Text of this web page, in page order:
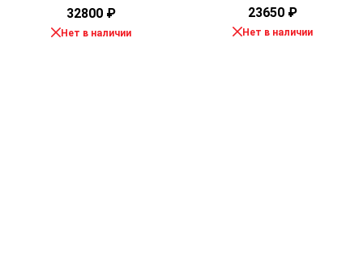
32800 ₽
Нет в наличии
23650 ₽
Нет в наличии